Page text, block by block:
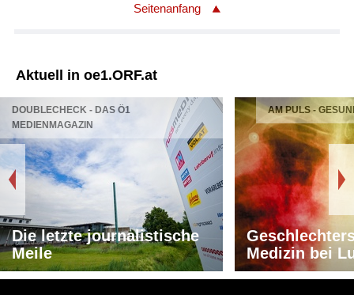
Seitenanfang
Aktuell in oe1.ORF.at
DOUBLECHECK - DAS Ö1
MEDIENMAGAZIN
Die letzte journalistische
Meile
AM PULS -
Medizin bei